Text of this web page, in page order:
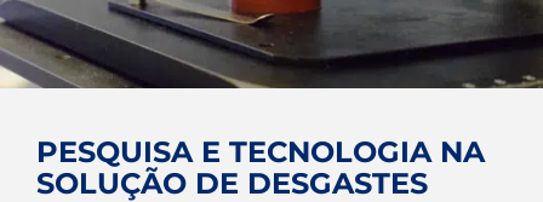
PESQUISA E TECNOLOGIA NA
SOLUÇÃO DE DESGASTES